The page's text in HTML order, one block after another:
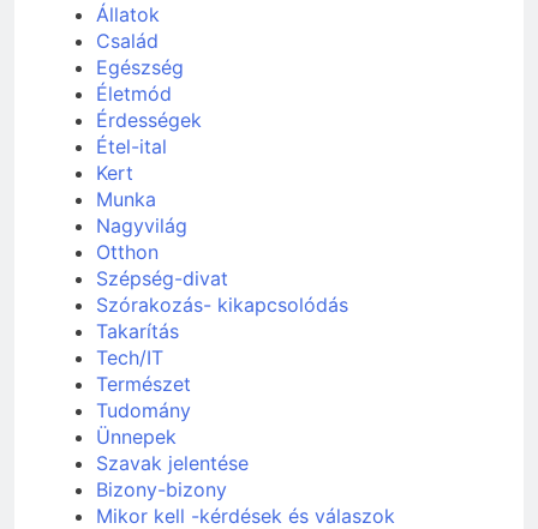
Állatok
Család
Egészség
Életmód
Érdességek
Étel-ital
Kert
Munka
Nagyvilág
Otthon
Szépség-divat
Szórakozás- kikapcsolódás
Takarítás
Tech/IT
Természet
Tudomány
Ünnepek
Szavak jelentése
Bizony-bizony
Mikor kell -kérdések és válaszok